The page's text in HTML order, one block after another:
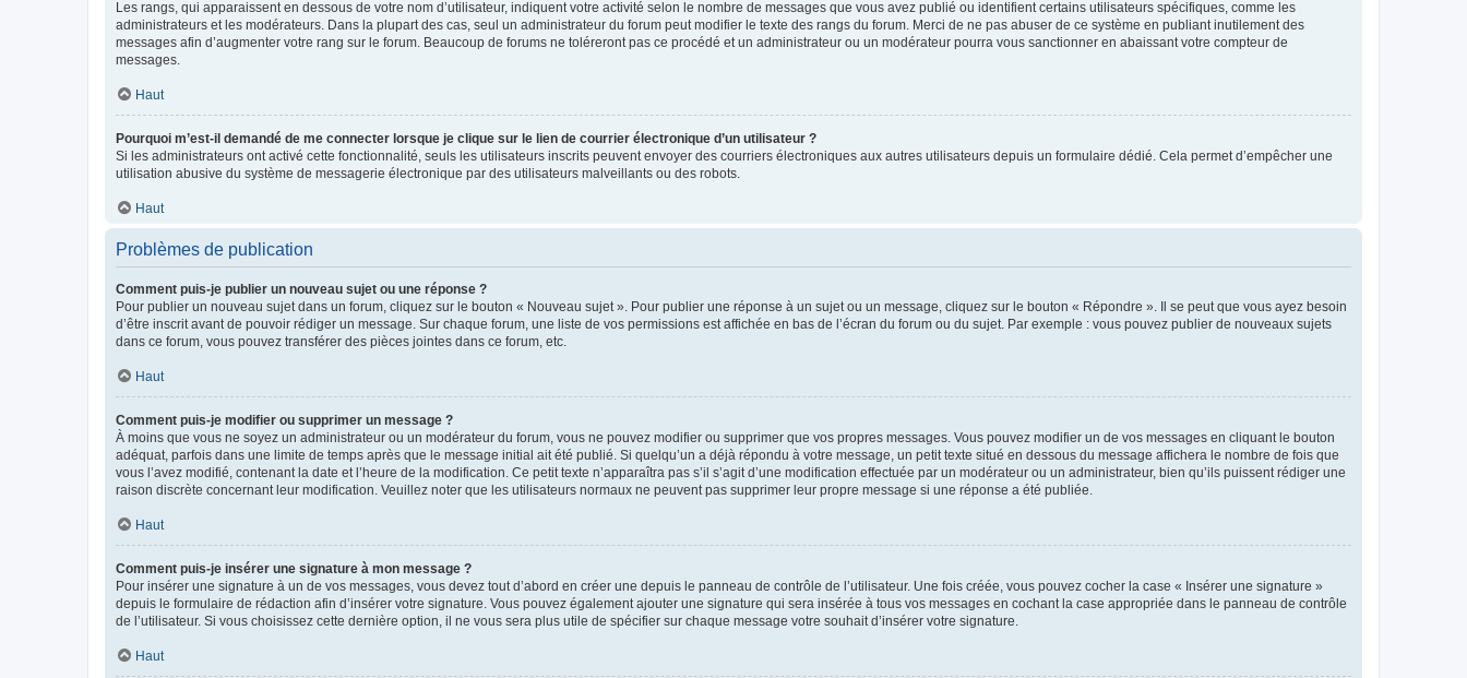
Les rangs, qui apparaissent en dessous de votre nom d’utilisateur, indiquent votre activité selon le nombre de messages que vous avez publié ou identifient certains utilisateurs spécifiques, comme les
administrateurs et les modérateurs. Dans la plupart des cas, seul un administrateur du forum peut modifier le texte des rangs du forum. Merci de ne pas abuser de ce système en publiant inutilement des
messages afin d’augmenter votre rang sur le forum. Beaucoup de forums ne toléreront pas ce procédé et un administrateur ou un modérateur pourra vous sanctionner en abaissant votre compteur de
messages.
Haut
Pourquoi m’est-il demandé de me connecter lorsque je clique sur le lien de courrier électronique d’un utilisateur ?
Si les administrateurs ont activé cette fonctionnalité, seuls les utilisateurs inscrits peuvent envoyer des courriers électroniques aux autres utilisateurs depuis un formulaire dédié. Cela permet d’empêcher une
utilisation abusive du système de messagerie électronique par des utilisateurs malveillants ou des robots.
Haut
Problèmes de publication
Comment puis-je publier un nouveau sujet ou une réponse ?
Pour publier un nouveau sujet dans un forum, cliquez sur le bouton « Nouveau sujet ». Pour publier une réponse à un sujet ou un message, cliquez sur le bouton « Répondre ». Il se peut que vous ayez besoin
d’être inscrit avant de pouvoir rédiger un message. Sur chaque forum, une liste de vos permissions est affichée en bas de l’écran du forum ou du sujet. Par exemple : vous pouvez publier de nouveaux sujets
dans ce forum, vous pouvez transférer des pièces jointes dans ce forum, etc.
Haut
Comment puis-je modifier ou supprimer un message ?
À moins que vous ne soyez un administrateur ou un modérateur du forum, vous ne pouvez modifier ou supprimer que vos propres messages. Vous pouvez modifier un de vos messages en cliquant le bouton
adéquat, parfois dans une limite de temps après que le message initial ait été publié. Si quelqu’un a déjà répondu à votre message, un petit texte situé en dessous du message affichera le nombre de fois que
vous l’avez modifié, contenant la date et l’heure de la modification. Ce petit texte n’apparaîtra pas s’il s’agit d’une modification effectuée par un modérateur ou un administrateur, bien qu’ils puissent rédiger une
raison discrète concernant leur modification. Veuillez noter que les utilisateurs normaux ne peuvent pas supprimer leur propre message si une réponse a été publiée.
Haut
Comment puis-je insérer une signature à mon message ?
Pour insérer une signature à un de vos messages, vous devez tout d’abord en créer une depuis le panneau de contrôle de l’utilisateur. Une fois créée, vous pouvez cocher la case « Insérer une signature »
depuis le formulaire de rédaction afin d’insérer votre signature. Vous pouvez également ajouter une signature qui sera insérée à tous vos messages en cochant la case appropriée dans le panneau de contrôle
de l’utilisateur. Si vous choisissez cette dernière option, il ne vous sera plus utile de spécifier sur chaque message votre souhait d’insérer votre signature.
Haut